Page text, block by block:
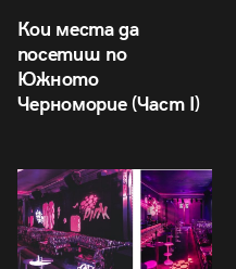
Кои места да
посетиш по
Южното
Черноморие (Част I)